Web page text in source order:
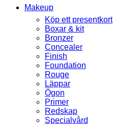
Makeup
Köp ett presentkort
Boxar & kit
Bronzer
Concealer
Finish
Foundation
Rouge
Läppar
Ögon
Primer
Redskap
Specialvård